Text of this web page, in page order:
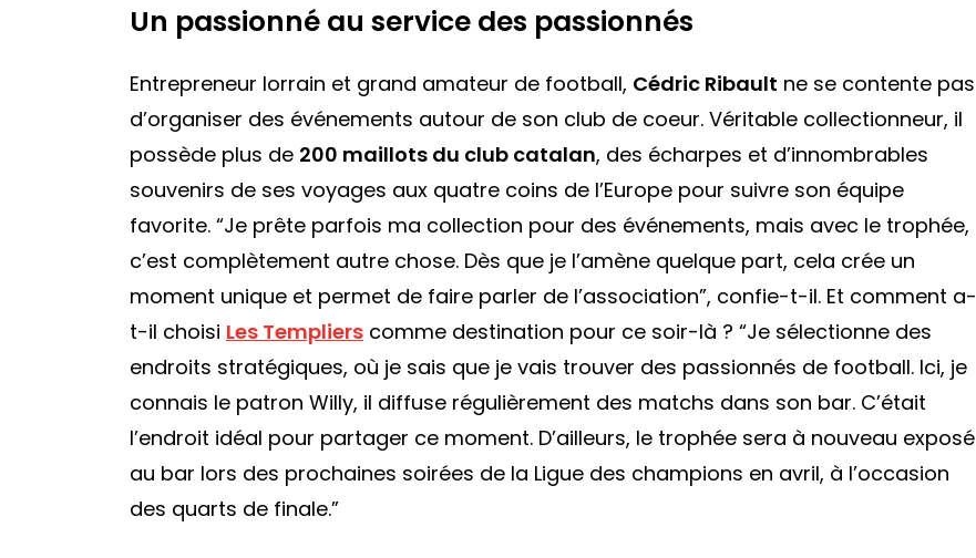
Un passionné au service des passionnés
Entrepreneur lorrain et grand amateur de football, Cédric Ribault ne se contente pas
d’organiser des événements autour de son club de coeur. Véritable collectionneur, il
possède plus de 200 maillots du club catalan, des écharpes et d’innombrables
souvenirs de ses voyages aux quatre coins de l’Europe pour suivre son équipe
favorite. “Je prête parfois ma collection pour des événements, mais avec le trophée,
c’est complètement autre chose. Dès que je l’amène quelque part, cela crée un
moment unique et permet de faire parler de l’association”, confie-t-il. Et comment a-
t-il choisi Les Templiers comme destination pour ce soir-là ? “Je sélectionne des
endroits stratégiques, où je sais que je vais trouver des passionnés de football. Ici, je
connais le patron Willy, il diffuse régulièrement des matchs dans son bar. C’était
l’endroit idéal pour partager ce moment. D’ailleurs, le trophée sera à nouveau exposé
au bar lors des prochaines soirées de la Ligue des champions en avril, à l’occasion
des quarts de finale.”